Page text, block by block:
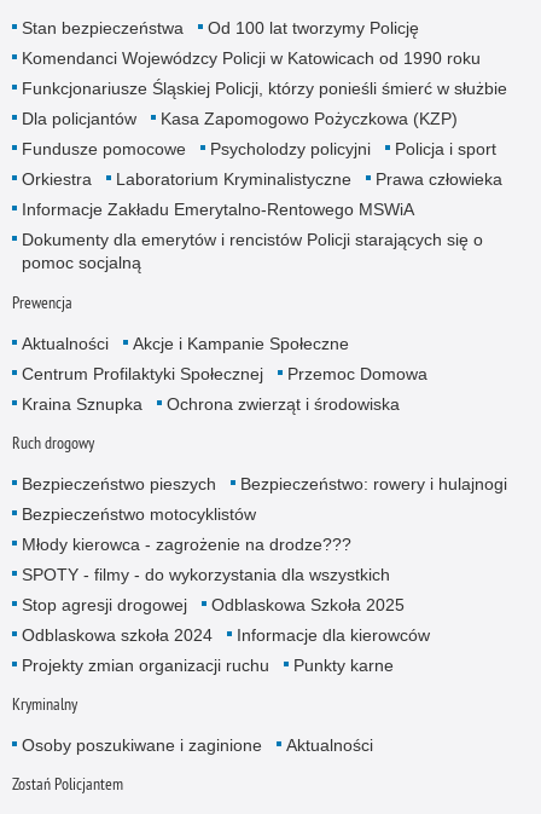
Stan bezpieczeństwa
Od 100 lat tworzymy Policję
Komendanci Wojewódzcy Policji w Katowicach od 1990 roku
Funkcjonariusze Śląskiej Policji, którzy ponieśli śmierć w służbie
Dla policjantów
Kasa Zapomogowo Pożyczkowa (KZP)
Fundusze pomocowe
Psycholodzy policyjni
Policja i sport
Orkiestra
Laboratorium Kryminalistyczne
Prawa człowieka
Informacje Zakładu Emerytalno-Rentowego MSWiA
Dokumenty dla emerytów i rencistów Policji starających się o
pomoc socjalną
Prewencja
Aktualności
Akcje i Kampanie Społeczne
Centrum Profilaktyki Społecznej
Przemoc Domowa
Kraina Sznupka
Ochrona zwierząt i środowiska
Ruch drogowy
Bezpieczeństwo pieszych
Bezpieczeństwo: rowery i hulajnogi
Bezpieczeństwo motocyklistów
Młody kierowca - zagrożenie na drodze???
SPOTY - filmy - do wykorzystania dla wszystkich
Stop agresji drogowej
Odblaskowa Szkoła 2025
Odblaskowa szkoła 2024
Informacje dla kierowców
Projekty zmian organizacji ruchu
Punkty karne
Kryminalny
Osoby poszukiwane i zaginione Aktualności
Zostań Policjantem